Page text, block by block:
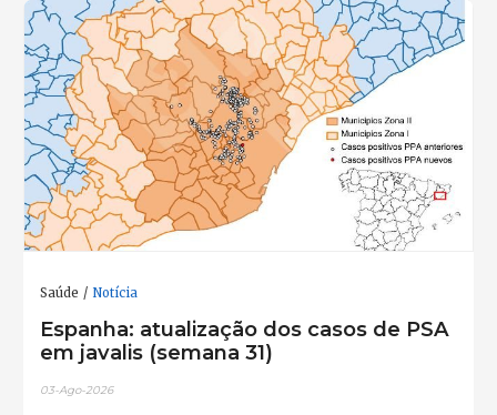
Saúde Notícia
Espanha: atualização dos casos de PSA
em javalis (semana 31)
03-Ago-2026